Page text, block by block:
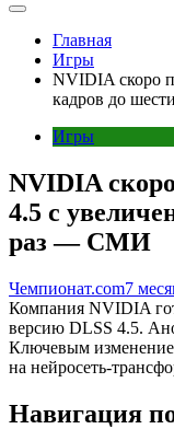
Главная
Игры
NVIDIA скоро
кадров до
Игры
NVIDIA
4.5 с
раз — СМИ
Чемпионат.com7
Компания NVIDIA
версию DLSS 4.5.
Ключевым
на нейросеть-
Навигация